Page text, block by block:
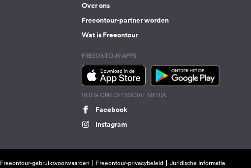
Over ons
Freeontour-partner worden
Wat is Freeontour
FREEONTOUR APPS
VOLG ONS OP SOCIAL MEDIA
Facebook
Instagram
Freeontour-gebruiksvoorwaarden Freeontour-privacybeleid Juridische Informatie